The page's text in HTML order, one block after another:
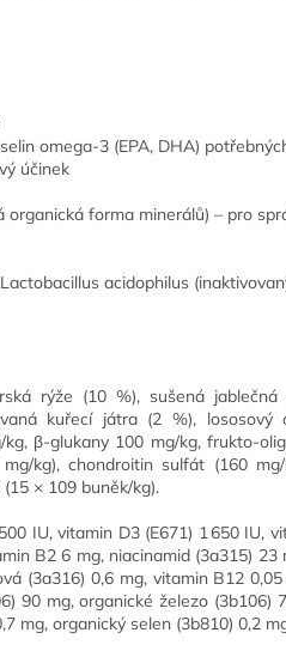
omega-3 (EPA, DHA)
účinek
forma minerálů) – pro
acidophilus
rýže (10 %), sušená
kuřecí játra (2 %),
β-glukany 100 mg/kg, frukto-
kg), chondroitin sulfát (160
× 109 buněk/kg).
IU, vitamin D3 (E671) 1 650 IU,
B2 6 mg, niacinamid (3a315)
(3a316) 0,6 mg, vitamin B12
90 mg, organické železo (3b106)
mg, organický selen (3b810) 0,2